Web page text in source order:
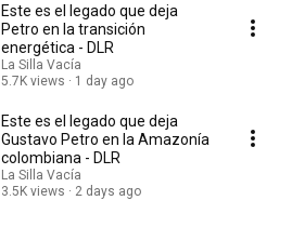
Este es el legado que deja
Petro en la transición
energética - DLR
La Silla Vacía
5.7K views
1 day ago
Este es el legado que deja
Gustavo Petro en la Amazonía
colombiana - DLR
La Silla Vacía
3.5K views
2 days ago